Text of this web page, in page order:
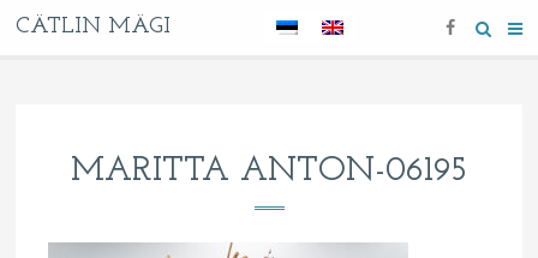
CÄTLIN MÄGI
MARITTA ANTON-06195